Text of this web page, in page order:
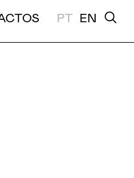
PT EN